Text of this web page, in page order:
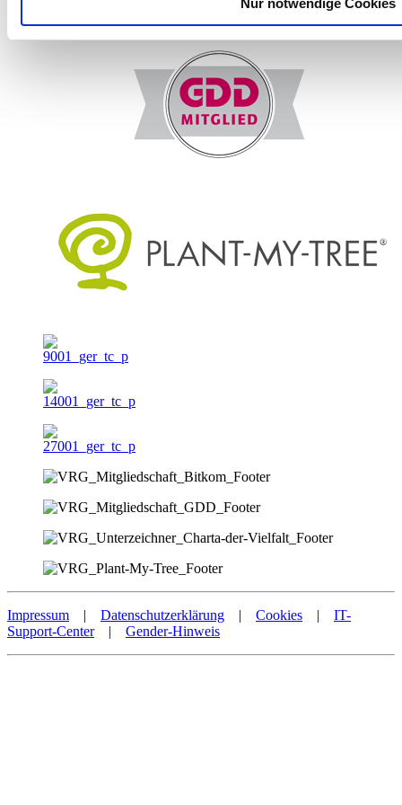
Impressum | Datenschutzerklärung | Cookies | IT-
Support-Center| Gender-Hinweis